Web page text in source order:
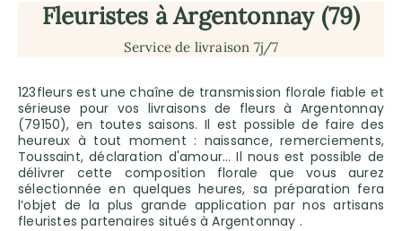
Fleuristes à Argentonnay (79)
Service de livraison 7j/7
123fleurs est une chaîne de transmission florale fiable et
sérieuse pour vos livraisons de fleurs à Argentonnay
(79150), en toutes saisons. Il est possible de faire des
heureux à tout moment : naissance, remerciements,
Toussaint, déclaration d'amour… Il nous est possible de
délivrer cette composition florale que vous aurez
sélectionnée en quelques heures, sa préparation fera
l’objet de la plus grande application par nos artisans
fleuristes partenaires situés à Argentonnay .